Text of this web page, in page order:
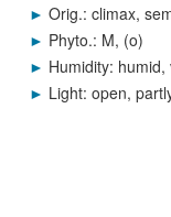
Orig.: climax,
Phyto.: M, (o)
Humidity: humid,
Light: open,